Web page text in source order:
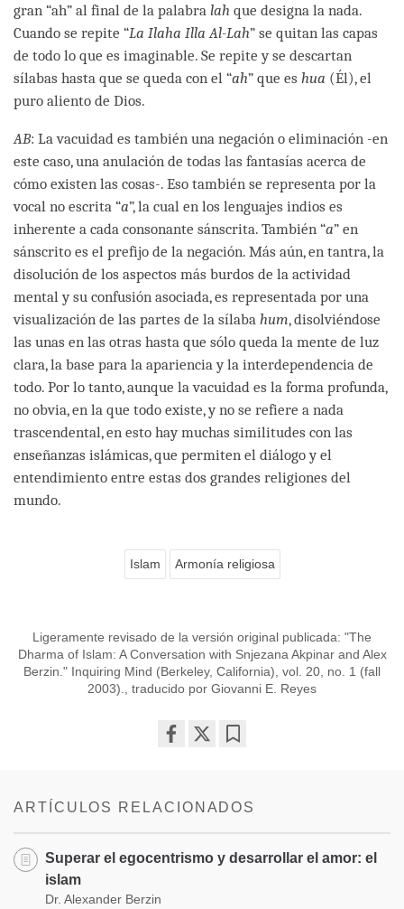
gran “ah” al final de la palabra lah que designa la nada.
Cuando se repite “La Ilaha Illa Al-Lah” se quitan las capas
de todo lo que es imaginable. Se repite y se descartan
sílabas hasta que se queda con el “ah” que es hua (Él), el
puro aliento de Dios.
AB: La vacuidad es también una negación o eliminación -en
este caso, una anulación de todas las fantasías acerca de
cómo existen las cosas-. Eso también se representa por la
vocal no escrita “a”, la cual en los lenguajes indios es
inherente a cada consonante sánscrita. También “a” en
sánscrito es el prefijo de la negación. Más aún, en tantra, la
disolución de los aspectos más burdos de la actividad
mental y su confusión asociada, es representada por una
visualización de las partes de la sílaba hum, disolviéndose
las unas en las otras hasta que sólo queda la mente de luz
clara, la base para la apariencia y la interdependencia de
todo. Por lo tanto, aunque la vacuidad es la forma profunda,
no obvia, en la que todo existe, y no se refiere a nada
trascendental, en esto hay muchas similitudes con las
enseñanzas islámicas, que permiten el diálogo y el
entendimiento entre estas dos grandes religiones del
mundo.
Islam Armonía religiosa
Ligeramente revisado de la versión original publicada: "The
Dharma of Islam: A Conversation with Snjezana Akpinar and Alex
Berzin." Inquiring Mind (Berkeley, California), vol. 20, no. 1 (fall
2003)., traducido por Giovanni E. Reyes
ARTÍCULOS RELACIONADOS
Superar el egocentrismo y desarrollar el amor: el
islam
Dr. Alexander Berzin